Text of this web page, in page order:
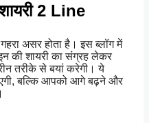
2 Line
असर होता है। इस ब्लॉग में
की शायरी का संग्रह लेकर
तरीके से बयां करेगी। ये
बल्कि आपको आगे बढ़ने और